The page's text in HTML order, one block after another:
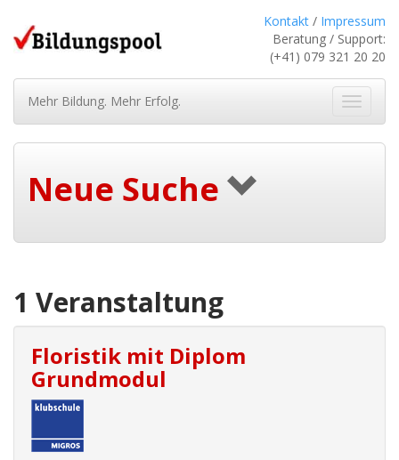
Kontakt / Impressum
Beratung / Support:
(+41) 079 321 20 20
ein-/
Mehr Bildung. Mehr Erfolg.
Neue Suche
1 Veranstaltung
Floristik mit Diplom
Grundmodul